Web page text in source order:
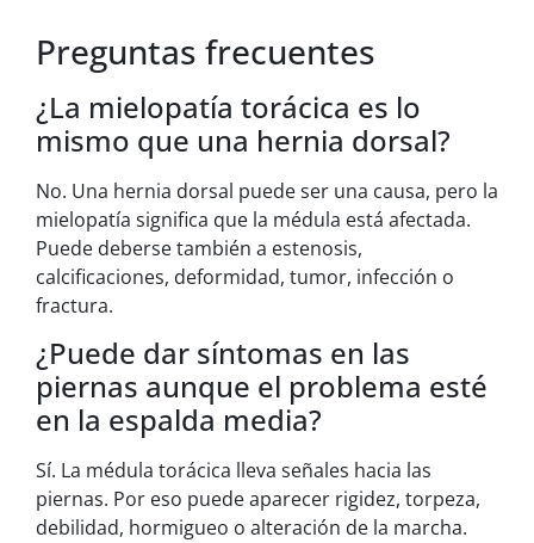
Preguntas frecuentes
¿La mielopatía torácica es lo
mismo que una hernia dorsal?
No. Una hernia dorsal puede ser una causa, pero la
mielopatía significa que la médula está afectada.
Puede deberse también a estenosis,
calcificaciones, deformidad, tumor, infección o
fractura.
¿Puede dar síntomas en las
piernas aunque el problema esté
en la espalda media?
Sí. La médula torácica lleva señales hacia las
piernas. Por eso puede aparecer rigidez, torpeza,
debilidad, hormigueo o alteración de la marcha.